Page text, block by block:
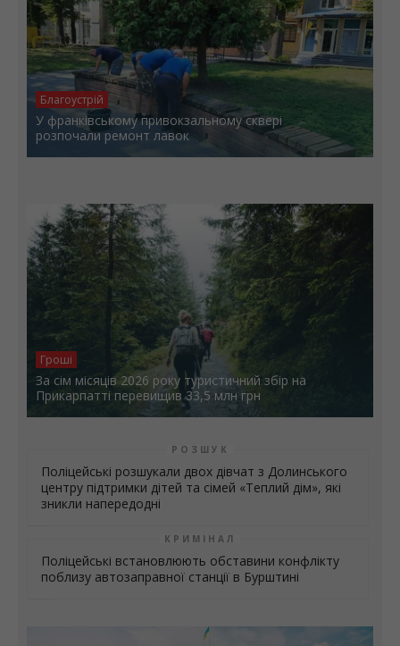
Благоустрій
У франківському привокзальному сквері
розпочали ремонт лавок
Гроші
За сім місяців 2026 року туристичний збір на
Прикарпатті перевищив 33,5 млн грн
РОЗШУК
Поліцейські розшукали двох дівчат з Долинського
центру підтримки дітей та сімей «Теплий дім», які
зникли напередодні
КРИМІНАЛ
Поліцейські встановлюють обставини конфлікту
поблизу автозаправної станції в Бурштині